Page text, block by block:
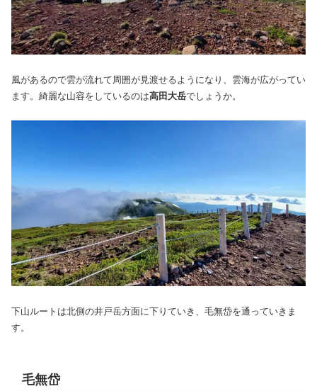
風があるので雲が流れて周囲が見渡せるようになり、雲海が広がってい
ます。綺麗な山容をしているのは高田大岳でしょうか。
下山ルートは北側の井戸岳方面に下りていき、毛無岱を通っていきま
す。
毛無岱